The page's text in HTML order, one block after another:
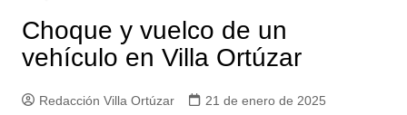
Choque y vuelco de un
vehículo en Villa Ortúzar
Redacción Villa Ortúzar
21 de enero de 2025